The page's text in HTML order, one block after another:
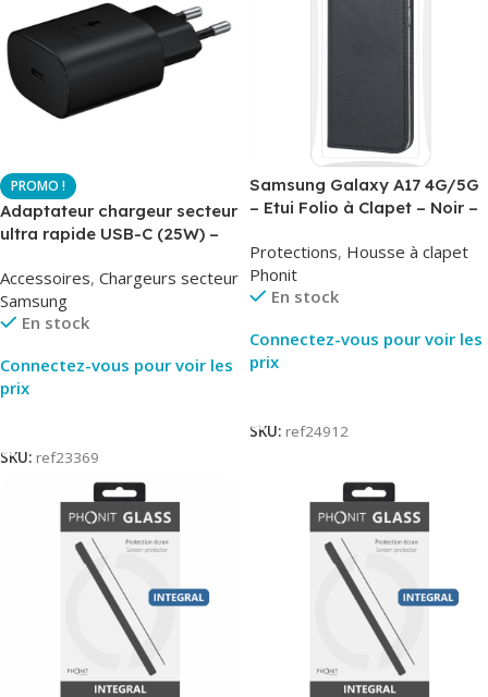
Adaptateur chargeur secteur
ultra rapide USB-C (25W) –
TA800
Accessoires, Chargeurs secteur
Samsung
En stock
Connectez-vous pour voir les
prix
SKU: ref23369
Samsung Galaxy A17 4G/5G
– Etui Folio à Clapet – Noir –
Protections, Housse à clapet
Phonit
En stock
Connectez-vous pour voir les
prix
SKU: ref24912